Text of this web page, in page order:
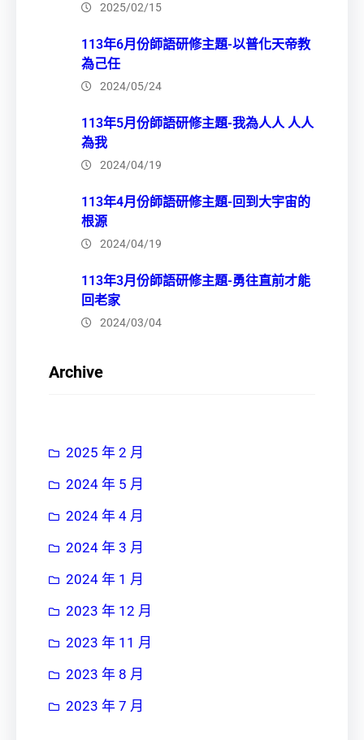
2025/02/15
113年6月份師語研修主題-以普化天帝教
為己任
2024/05/24
113年5月份師語研修主題-我為人人 人人
為我
2024/04/19
113年4月份師語研修主題-回到大宇宙的
根源
2024/04/19
113年3月份師語研修主題-勇往直前才能
回老家
2024/03/04
Archive
2025 年 2 月
2024 年 5 月
2024 年 4 月
2024 年 3 月
2024 年 1 月
2023 年 12 月
2023 年 11 月
2023 年 8 月
2023 年 7 月